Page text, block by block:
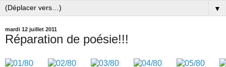
▼
mardi 12 juillet 2011
Réparation de poésie!!!